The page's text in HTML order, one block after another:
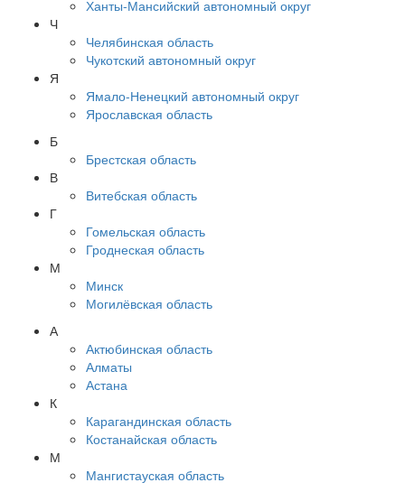
Ханты-Мансийский автономный округ
Ч
Челябинская область
Чукотский автономный округ
Я
Ямало-Ненецкий автономный округ
Ярославская область
Б
Брестская область
В
Витебская область
Г
Гомельская область
Гроднеская область
М
Минск
Могилёвская область
А
Актюбинская область
Алматы
Астана
К
Карагандинская область
Костанайская область
М
Мангистауская область